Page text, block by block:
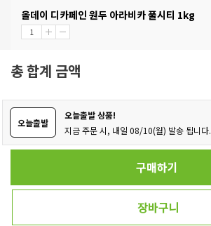
올데이 디카페인 원두 아라비카 풀시티 1kg
총 합계 금액
오늘출발
오늘출발 상품!
지금 주문 시, 내일 08/10(월) 발송 됩니다.
구매하기
장바구니